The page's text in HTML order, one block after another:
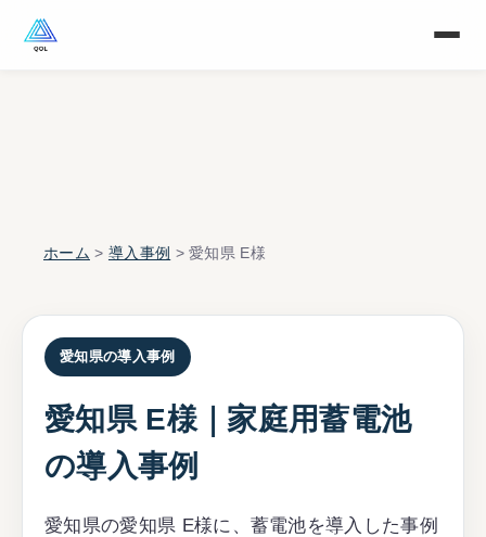
ホーム > 導入事例 > 愛知県 E様
愛知県の導入事例
愛知県 E様｜家庭用蓄電池
の導入事例
愛知県の愛知県 E様に、蓄電池を導入した事例